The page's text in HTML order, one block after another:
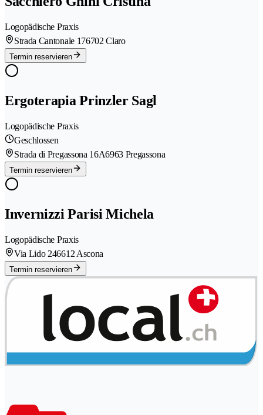
Logopädische Praxis
Strada Cantonale 176702 Claro
Termin reservieren
Ergoterapia Prinzler Sagl
Logopädische Praxis
Geschlossen
Strada di Pregassona 16A6963 Pregassona
Termin reservieren
Invernizzi Parisi Michela
Logopädische Praxis
Via Lido 246612 Ascona
Termin reservieren